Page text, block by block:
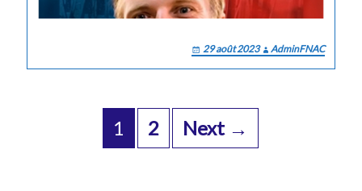
29 août 2023 AdminFNAC
1 2 Next →